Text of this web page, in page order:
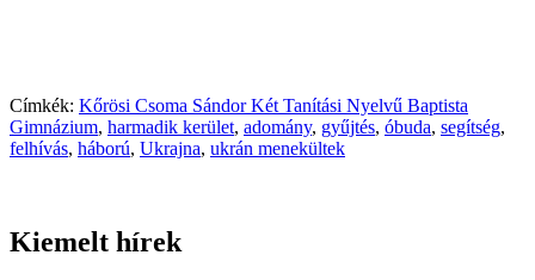
Címkék: Kőrösi Csoma Sándor Két Tanítási Nyelvű Baptista
Gimnázium, harmadik kerület, adomány, gyűjtés, óbuda, segítség,
felhívás, háború, Ukrajna, ukrán menekültek
Kiemelt hírek